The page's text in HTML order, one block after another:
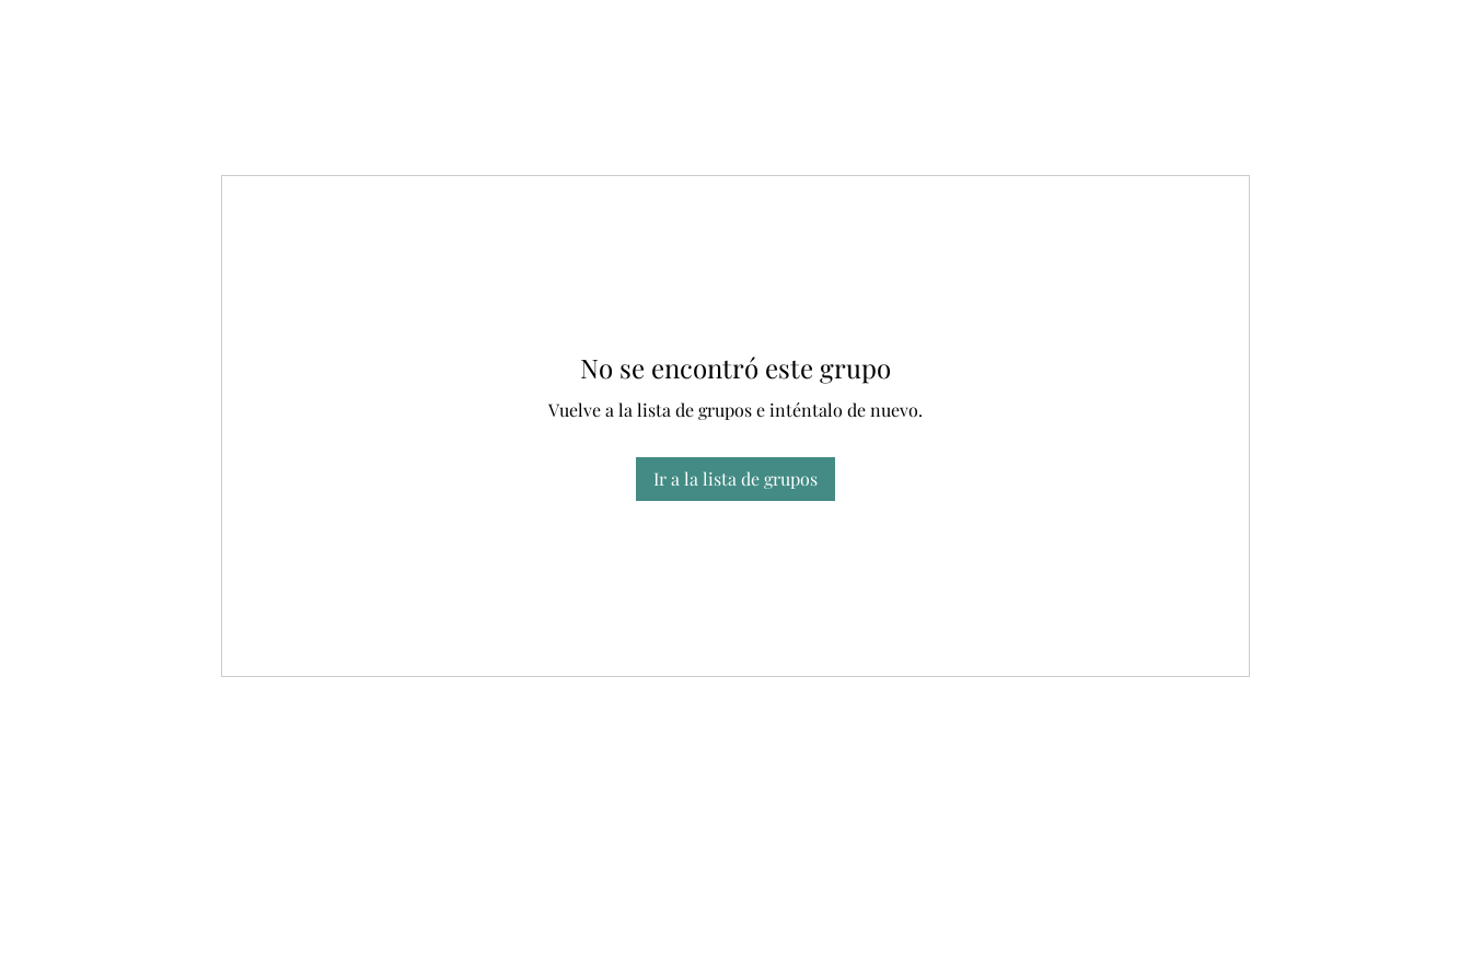
No se encontró este grupo
Vuelve a la lista de grupos e inténtalo de nuevo.
Ir a la lista de grupos